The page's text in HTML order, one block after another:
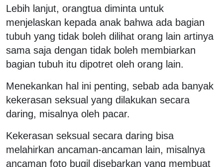
Lebih lanjut, orangtua diminta untuk
menjelaskan kepada anak bahwa ada bagian
tubuh yang tidak boleh dilihat orang lain artinya
sama saja dengan tidak boleh membiarkan
bagian tubuh itu dipotret oleh orang lain.
Menekankan hal ini penting, sebab ada banyak
kekerasan seksual yang dilakukan secara
daring, misalnya oleh pacar.
Kekerasan seksual secara daring bisa
melahirkan ancaman-ancaman lain, misalnya
ancaman foto bugil disebarkan yang membuat